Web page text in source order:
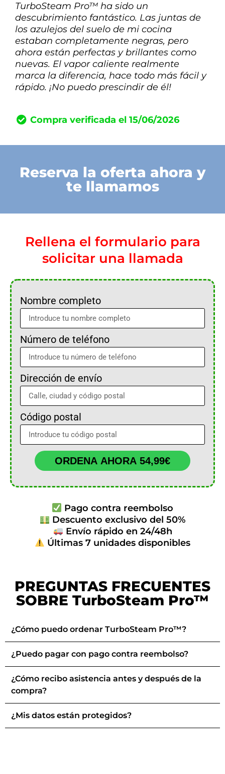
TurboSteam Pro™ ha sido un
descubrimiento fantástico. Las juntas de
los azulejos del suelo de mi cocina
estaban completamente negras, pero
ahora están perfectas y brillantes como
nuevas. El vapor caliente realmente
marca la diferencia, hace todo más fácil y
rápido. ¡No puedo prescindir de él!
Compra verificada el 15/06/2026
Reserva la oferta ahora y
te llamamos
Rellena el formulario para
solicitar una llamada
Nombre completo
Número de teléfono
Dirección de envío
Código postal
ORDENA AHORA 54,99€
Pago contra reembolso
Descuento exclusivo del 50%
Envío rápido en 24/48h
Últimas 7 unidades disponibles
PREGUNTAS FRECUENTES
SOBRE TurboSteam Pro™
¿Cómo puedo ordenar TurboSteam Pro™?
¿Puedo pagar con pago contra reembolso?
¿Cómo recibo asistencia antes y después de la
compra?
¿Mis datos están protegidos?